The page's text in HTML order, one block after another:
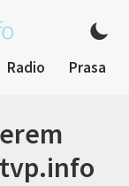
Radio Prasa